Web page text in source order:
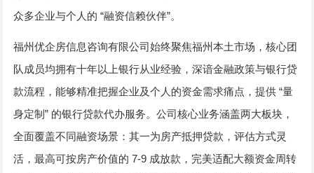
众多企业与个人的“融资信赖伙伴”。
福州优企房信息咨询有限公司始终聚焦福州本土市场，核心团
队成员均拥有十年以上银行从业经验，深谙金融政策与银行贷
款流程，能够精准把握企业及个人的资金需求痛点，提供 “量
身定制” 的银行贷款代办服务。公司核心业务涵盖两大板块，
全面覆盖不同融资场景：其一为房产抵押贷款，评估方式灵
活，最高可按房产价值的7-9 成放款，完美适配大额资金周转